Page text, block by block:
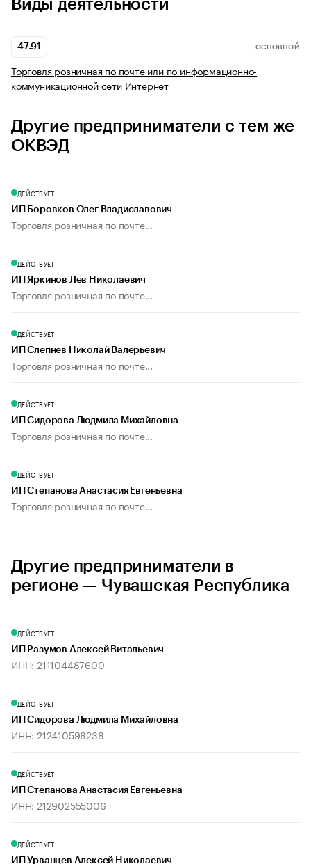
Виды деятельности
47.91 ОСНОВНОЙ
Торговля розничная по почте или по информационно-
коммуникационной сети Интернет
Другие предприниматели с тем же
ОКВЭД
ДЕЙСТВУЕТ
ИП Боровков Олег Владиславович
Торговля розничная по почте...
ДЕЙСТВУЕТ
ИП Яркинов Лев Николаевич
Торговля розничная по почте...
ДЕЙСТВУЕТ
ИП Слепнев Николай Валерьевич
Торговля розничная по почте...
ДЕЙСТВУЕТ
ИП Сидорова Людмила Михайловна
Торговля розничная по почте...
ДЕЙСТВУЕТ
ИП Степанова Анастасия Евгеньевна
Торговля розничная по почте...
Другие предприниматели в
регионе — Чувашская Республика
ДЕЙСТВУЕТ
ИП Разумов Алексей Витальевич
ИНН: 211104487600
ДЕЙСТВУЕТ
ИП Сидорова Людмила Михайловна
ИНН: 212410598238
ДЕЙСТВУЕТ
ИП Степанова Анастасия Евгеньевна
ИНН: 212902555006
ДЕЙСТВУЕТ
ИП Урванцев Алексей Николаевич